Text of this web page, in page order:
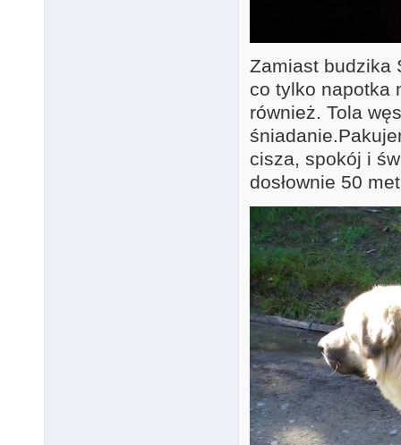
Zamiast budzika
co tylko napotka
również. Tola
cisza, spokój i
dosłownie 50